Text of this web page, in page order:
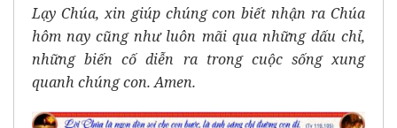
Lạy Chúa, xin giúp chúng con biết nhận ra Chúa
hôm nay cũng như luôn mãi qua những dấu chỉ,
những biến cố diễn ra trong cuộc sống xung
quanh chúng con. Amen.